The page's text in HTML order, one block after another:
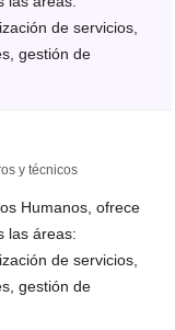
de servicios,
gestión de
y técnicos
Humanos, ofrece
las áreas:
de servicios,
gestión de